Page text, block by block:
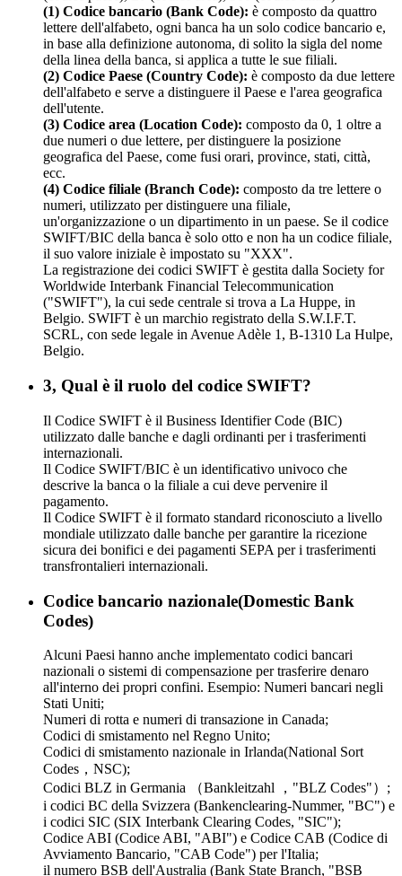
(1) Codice bancario (Bank Code): è composto da quattro
lettere dell'alfabeto, ogni banca ha un solo codice bancario e,
in base alla definizione autonoma, di solito la sigla del nome
della linea della banca, si applica a tutte le sue filiali.
(2) Codice Paese (Country Code): è composto da due lettere
dell'alfabeto e serve a distinguere il Paese e l'area geografica
dell'utente.
(3) Codice area (Location Code): composto da 0, 1 oltre a
due numeri o due lettere, per distinguere la posizione
geografica del Paese, come fusi orari, province, stati, città,
ecc.
(4) Codice filiale (Branch Code): composto da tre lettere o
numeri, utilizzato per distinguere una filiale,
un'organizzazione o un dipartimento in un paese. Se il codice
SWIFT/BIC della banca è solo otto e non ha un codice filiale,
il suo valore iniziale è impostato su "XXX".
La registrazione dei codici SWIFT è gestita dalla Society for
Worldwide Interbank Financial Telecommunication
("SWIFT"), la cui sede centrale si trova a La Huppe, in
Belgio. SWIFT è un marchio registrato della S.W.I.F.T.
SCRL, con sede legale in Avenue Adèle 1, B-1310 La Hulpe,
Belgio.
3, Qual è il ruolo del codice SWIFT?
Il Codice SWIFT è il Business Identifier Code (BIC)
utilizzato dalle banche e dagli ordinanti per i trasferimenti
internazionali.
Il Codice SWIFT/BIC è un identificativo univoco che
descrive la banca o la filiale a cui deve pervenire il
pagamento.
Il Codice SWIFT è il formato standard riconosciuto a livello
mondiale utilizzato dalle banche per garantire la ricezione
sicura dei bonifici e dei pagamenti SEPA per i trasferimenti
transfrontalieri internazionali.
Codice bancario nazionale(Domestic Bank
Codes)
Alcuni Paesi hanno anche implementato codici bancari
nazionali o sistemi di compensazione per trasferire denaro
all'interno dei propri confini. Esempio: Numeri bancari negli
Stati Uniti;
Numeri di rotta e numeri di transazione in Canada;
Codici di smistamento nel Regno Unito;
Codici di smistamento nazionale in Irlanda(National Sort
Codes，NSC);
Codici BLZ in Germania （Bankleitzahl ，"BLZ Codes"）;
i codici BC della Svizzera (Bankenclearing-Nummer, "BC") e
i codici SIC (SIX Interbank Clearing Codes, "SIC");
Codice ABI (Codice ABI, "ABI") e Codice CAB (Codice di
Avviamento Bancario, "CAB Code") per l'Italia;
il numero BSB dell'Australia (Bank State Branch, "BSB